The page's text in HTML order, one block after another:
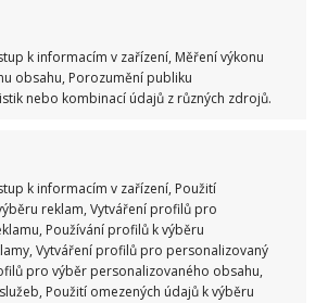
k informacím v zařízení, Měření výkonu
obsahu, Porozumění publiku
nebo kombinací údajů z různých zdrojů.
k informacím v zařízení, Použití
reklam, Vytváření profilů pro
Používání profilů k výběru
Vytváření profilů pro personalizovaný
pro výběr personalizovaného obsahu,
Použití omezených údajů k výběru